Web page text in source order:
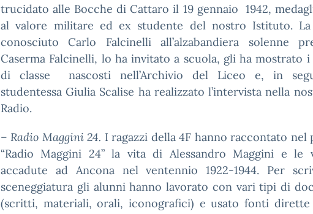
trucidato alle Bocche di Cattaro il 19 gennaio 1942, m
al valore militare ed ex studente del nostro Istituto.
conosciuto Carlo Falcinelli all’alzabandiera solenne
Caserma Falcinelli, lo ha invitato a scuola, gli ha mostrato
di classe nascosti nell’Archivio del Liceo e, in
studentessa Giulia Scalise ha realizzato l’intervista nella
Radio.
–Radio Maggini 24. I ragazzi della 4F hanno raccontato nel
“Radio Maggini 24” la vita di Alessandro Maggini e le
accadute ad Ancona nel ventennio 1922-1944. Per
sceneggiatura gli alunni hanno lavorato con vari tipi di
(scritti, materiali, orali, iconografici) e usato fonti